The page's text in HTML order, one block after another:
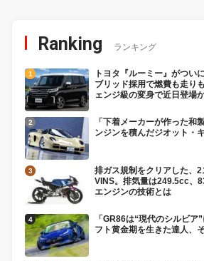
Ranking ランキング
トヨタ『ルーミー』がつい
ブリッド採用で燃費も走り
ェンジ級の変身で近日登場
「下着メーカーが作った和
ンジンを積んだジオット・
排ガス規制をクリアした、2
VINS。排気量は249.5cc、
エンジンの技術とは
「GR86は“現代のシルビア
フト黄金期を生きた達人、